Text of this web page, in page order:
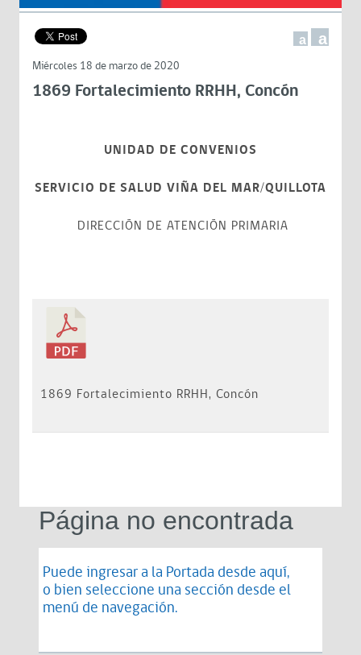
a a
Miércoles 18 de marzo de 2020
1869 Fortalecimiento RRHH, Concón
UNIDAD DE CONVENIOS
SERVICIO DE SALUD VIÑA DEL MAR/QUILLOTA
DIRECCIÓN DE ATENCIÓN PRIMARIA
1869 Fortalecimiento RRHH, Concón
Página no encontrada
Puede ingresar a la Portada desde aquí,
o bien seleccione una sección desde el
menú de navegación.